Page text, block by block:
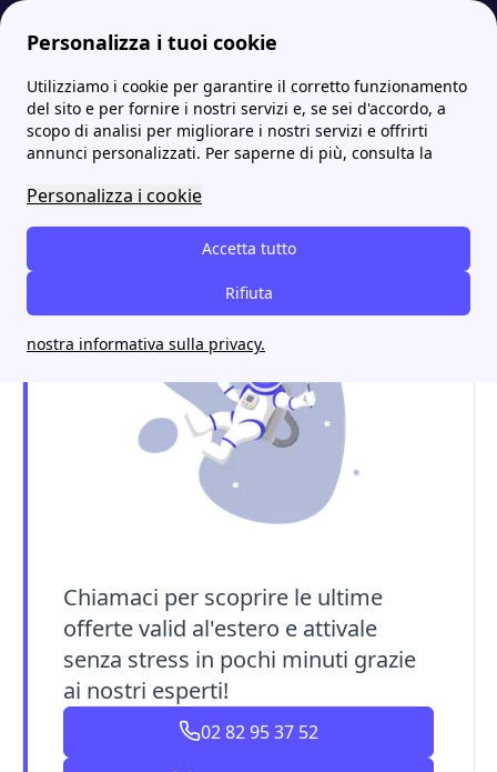
Personalizza i tuoi cookie
Utilizziamo i cookie per garantire il corretto funzionamento
del sito e per fornire i nostri servizi e, se sei d'accordo, a
scopo di analisi per migliorare i nostri servizi e offrirti
annunci personalizzati. Per saperne di più, consulta la
Personalizza i cookie
Accetta tutto
Rifiuta
nostra informativa sulla privacy.
Internet Casa More Offerte telefoniche: cosa sapere prima di attivare la migliore! Roaming dati in Europa e paesi Extra UE: cos'è e come funziona
Roaming dati in Europa e
paesi Extra UE: cos'è e
come funziona
Chiamaci per scoprire le ultime
offerte valid al'estero e attivale
senza stress in pochi minuti grazie
ai nostri esperti!
02 82 95 37 52